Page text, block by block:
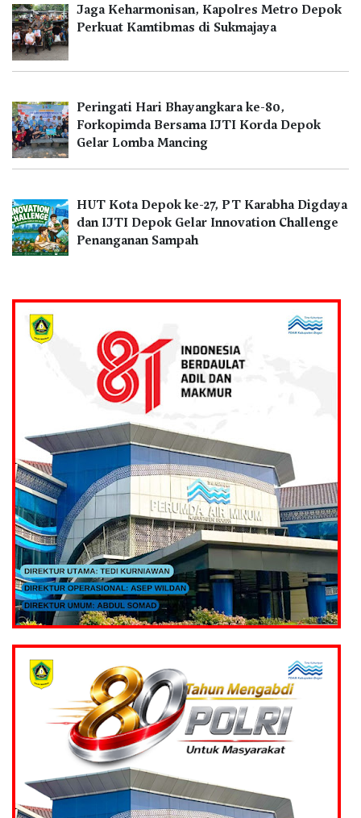
Jaga Keharmonisan, Kapolres Metro Depok
Perkuat Kamtibmas di Sukmajaya
Peringati Hari Bhayangkara ke-80,
Forkopimda Bersama IJTI Korda Depok
Gelar Lomba Mancing
HUT Kota Depok ke-27, PT Karabha Digdaya
dan IJTI Depok Gelar Innovation Challenge
Penanganan Sampah